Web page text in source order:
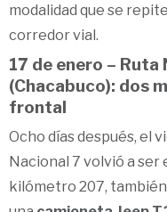
modalidad que se
corredor vial.
17 de enero –
(Chacabuco): dos
frontal
Ocho días después, el
Nacional 7 volvió a ser
kilómetro 207,